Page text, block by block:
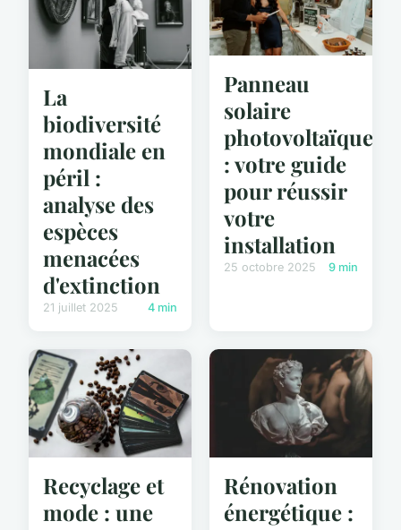
La
biodiversité
mondiale en
péril :
analyse des
espèces
menacées
d'extinction
21 juillet 2025 4 min
Panneau
solaire
photovoltaïque
: votre guide
pour réussir
votre
installation
25 octobre 2025 9 min
Recyclage et
mode : une
Rénovation
énergétique :